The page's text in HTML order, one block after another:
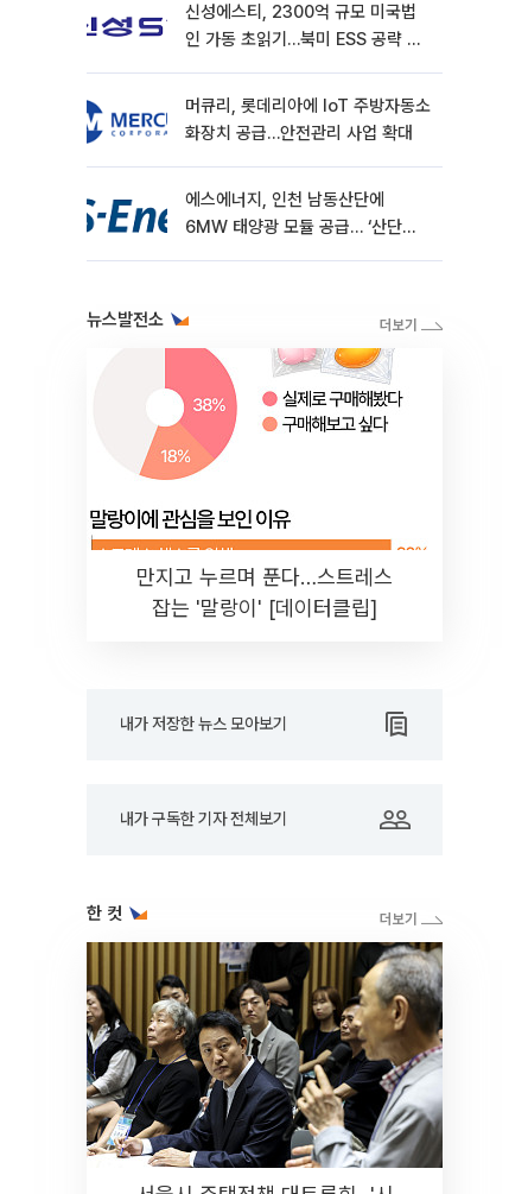
신성에스티, 2300억 규모 미국법
인 가동 초읽기…북미 ESS 공략 본
머큐리, 롯데리아에 IoT 주방자동소
화장치 공급…안전관리 사업 확대
에스에너지, 인천 남동산단에
6MW 태양광 모듈 공급… ‘산단
뉴스발전소
만지고 누르며 푼다…스트레스
잡는 '말랑이' [데이터클립]
내가 저장한 뉴스 모아보기
내가 구독한 기자 전체보기
한 컷